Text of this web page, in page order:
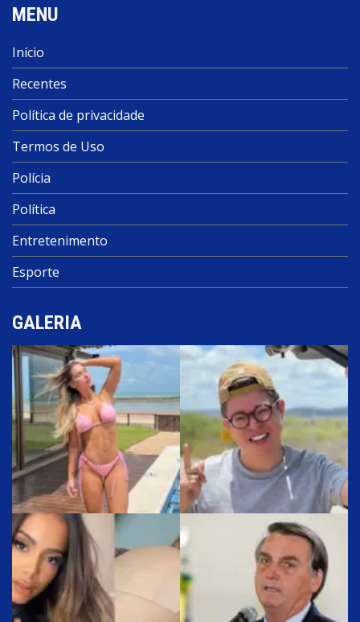
MENU
Início
Recentes
Política de privacidade
Termos de Uso
Polícia
Política
Entretenimento
Esporte
GALERIA